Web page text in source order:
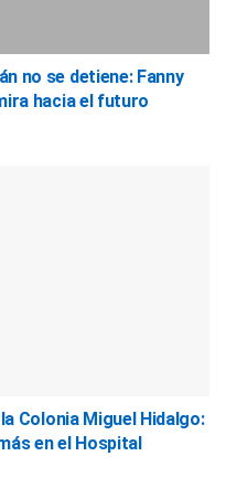
no se detiene: Fanny
hacia el futuro
Colonia Miguel Hidalgo:
en el Hospital